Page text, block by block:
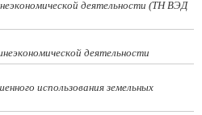
деятельности (ТН ВЭД
деятельности
использования земельных